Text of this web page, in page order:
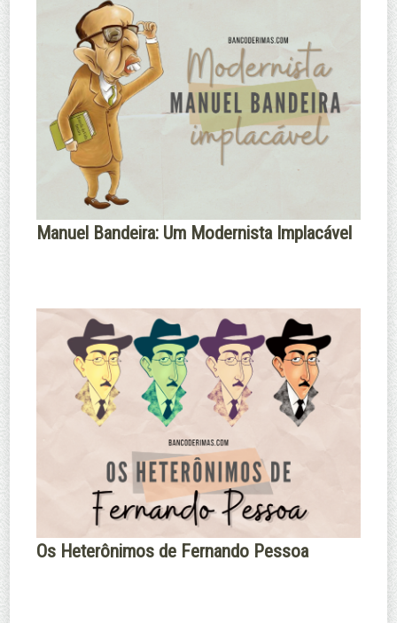
Manuel Bandeira: Um Modernista Implacável
Os Heterônimos de Fernando Pessoa